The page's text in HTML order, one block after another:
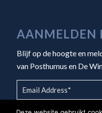
AANMELDEN
Blijf op de hoogte en
van Posthumus en De